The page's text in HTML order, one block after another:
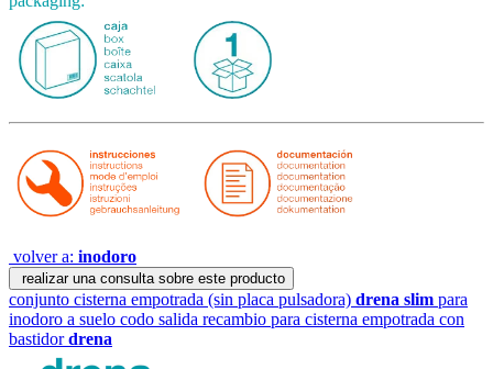
volver a: inodoro
realizar una consulta sobre este producto
conjunto cisterna empotrada (sin placa pulsadora) drena slim para
inodoro a suelo codo salida recambio para cisterna empotrada con
bastidordrena